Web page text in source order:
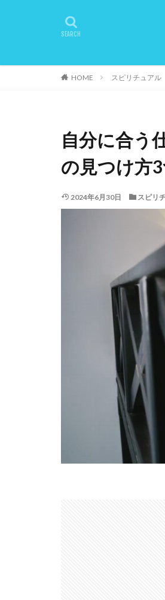
HOME スピリチュアル
自分に合う
の見つけ方
2024年6月30日 スピリ